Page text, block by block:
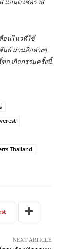
แอนด์ เซอร์วิส
อนไหวที่ใช้
ธ์ ผ่านสื่อต่างๆ
องกิจกรรมครั้งนี้
Thailand
NEXT ARTICLE